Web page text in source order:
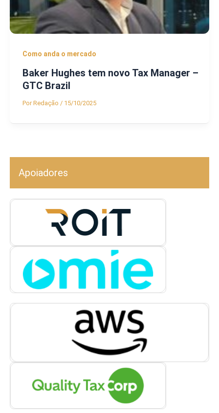
Como anda o mercado
Baker Hughes tem novo Tax Manager –
GTC Brazil
PorRedação / 15/10/2025
Apoiadores